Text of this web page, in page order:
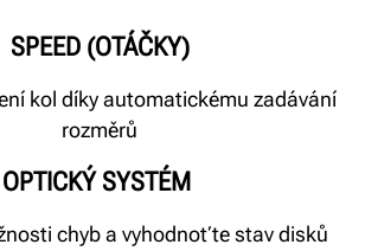
SPEED (OTÁČKY)
kol díky automatickému zadávání
rozměrů
OPTICKÝ SYSTÉM
chyb a vyhodnoťte stav disků